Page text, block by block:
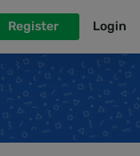
Register Login